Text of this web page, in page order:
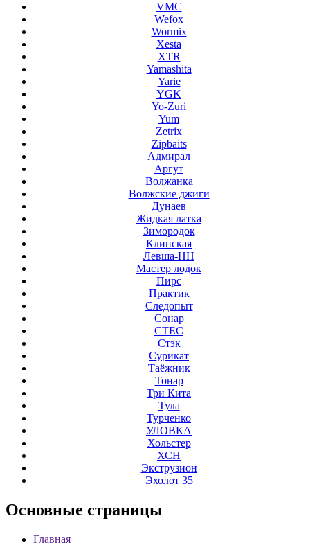
VMC
Wefox
Wormix
Xesta
XTR
Yamashita
Yarie
YGK
Yo-Zuri
Yum
Zetrix
Zipbaits
Адмирал
Аргут
Волжанка
Волжские джиги
Дунаев
Жидкая латка
Зимородок
Клинская
Левша-НН
Мастер лодок
Пирс
Практик
Следопыт
Сонар
СТЕС
Стэк
Сурикат
Таёжник
Тонар
Три Кита
Тула
Турченко
УЛОВКА
Хольстер
ХСН
Экструзион
Эхолот 35
Основные страницы
Главная